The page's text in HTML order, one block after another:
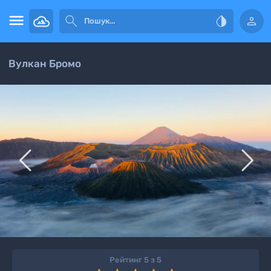
   
Вулкан Бромо
 
Рейтинг 5 з 5